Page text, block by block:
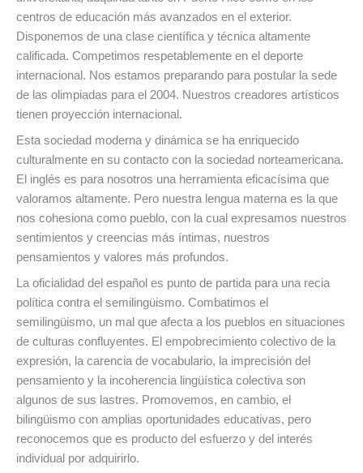
centros de educación más avanzados en el exterior.
Disponemos de una clase científica y técnica altamente
calificada. Competimos respetablemente en el deporte
internacional. Nos estamos preparando para postular la sede
de las olimpiadas para el 2004. Nuestros creadores artísticos
tienen proyección internacional.
Esta sociedad moderna y dinámica se ha enriquecido
culturalmente en su contacto con la sociedad norteamericana.
El inglés es para nosotros una herramienta eficacísima que
valoramos altamente. Pero nuestra lengua materna es la que
nos cohesiona como pueblo, con la cual expresamos nuestros
sentimientos y creencias más íntimas, nuestros
pensamientos y valores más profundos.
La oficialidad del español es punto de partida para una recia
política contra el semilingüismo. Combatimos el
semilingüismo, un mal que afecta a los pueblos en situaciones
de culturas confluyentes. El empobrecimiento colectivo de la
expresión, la carencia de vocabulario, la imprecisión del
pensamiento y la incoherencia lingüística colectiva son
algunos de sus lastres. Promovemos, en cambio, el
bilingüismo con amplias oportunidades educativas, pero
reconocemos que es producto del esfuerzo y del interés
individual por adquirirlo.